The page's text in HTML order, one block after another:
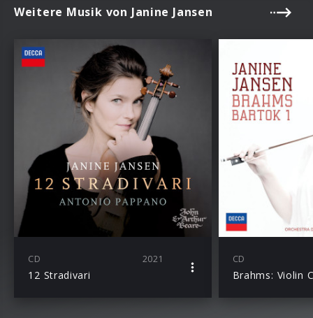
Weitere Musik von Janine Jansen
CD 2021
12 Stradivari
CD